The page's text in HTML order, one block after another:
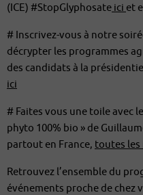
(ICE) #StopGlyphosate ici et
# Inscrivez-vous à notre
décrypter les programmes
des candidats à la
ici
# Faites vous une toile avec
phyto 100% bio » de
partout en France, toutes
Retrouvez l’ensemble du
événements proche de chez